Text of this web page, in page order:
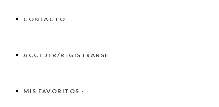
CONTACTO
ACCEDER/REGISTRARSE
MIS FAVORITOS -